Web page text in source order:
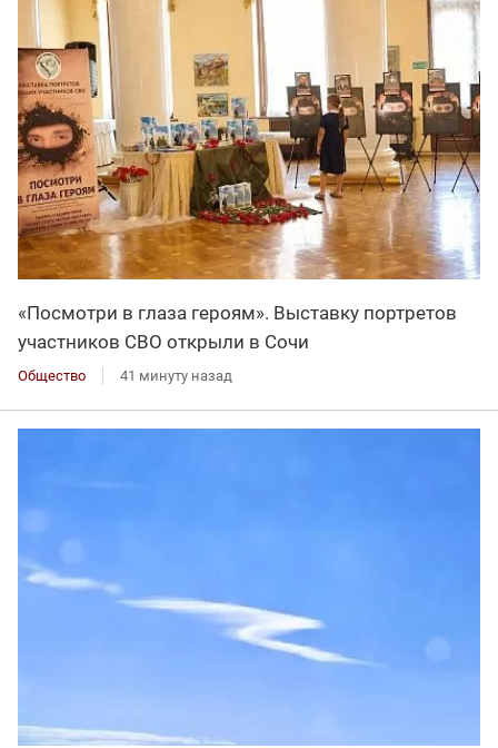
«Посмотри в глаза героям». Выставку портретов
участников СВО открыли в Сочи
Общество 41 минуту назад